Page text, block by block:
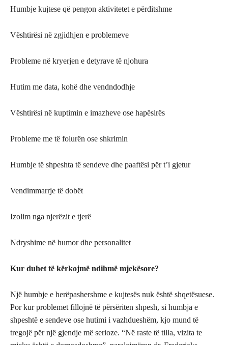
Humbje kujtese që pengon aktivitetet e përditshme
Vështirësi në zgjidhjen e problemeve
Probleme në kryerjen e detyrave të njohura
Hutim me data, kohë dhe vendndodhje
Vështirësi në kuptimin e imazheve ose hapësirës
Probleme me të folurën ose shkrimin
Humbje të shpeshta të sendeve dhe paaftësi për t’i gjetur
Vendimmarrje të dobët
Izolim nga njerëzit e tjerë
Ndryshime në humor dhe personalitet
Kur duhet të kërkojmë ndihmë mjekësore?
Një humbje e herëpashershme e kujtesës nuk është shqetësuese.
Por kur problemet fillojnë të përsëriten shpesh, si humbja e
shpeshtë e sendeve ose hutimi i vazhdueshëm, kjo mund të
tregojë për një gjendje më serioze. “Në raste të tilla, vizita te